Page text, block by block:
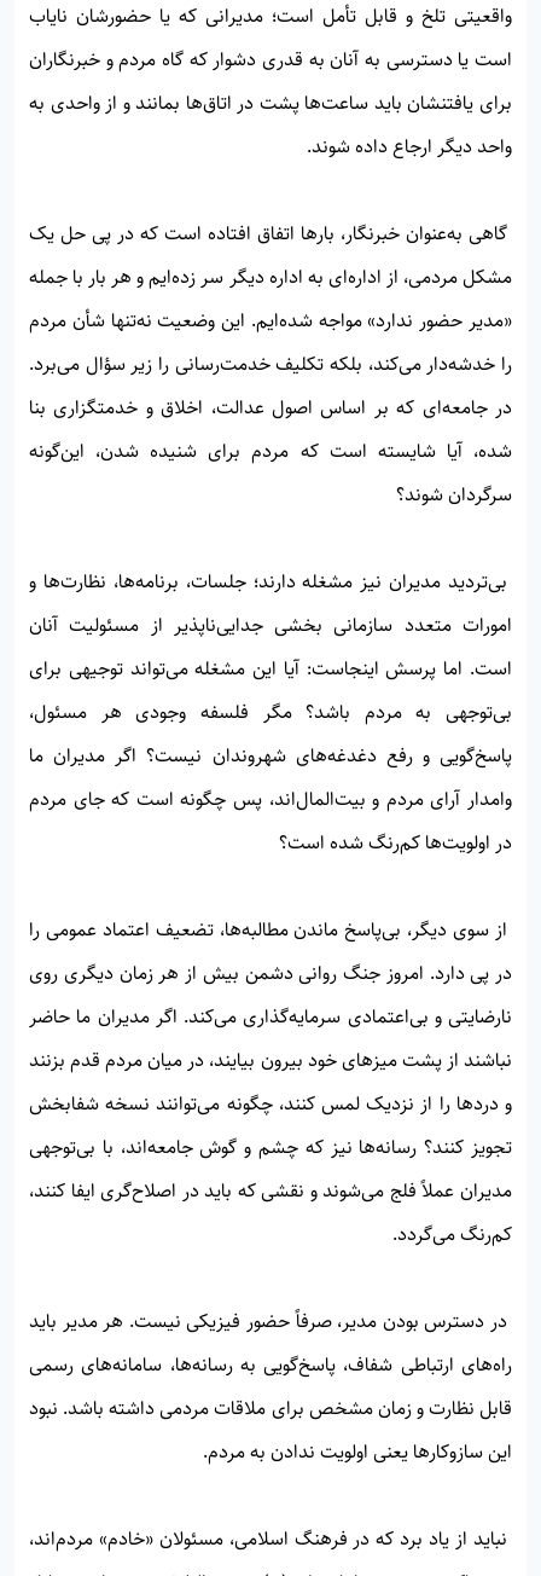
واقعیتی تلخ و قابل تأمل است؛ مدیرانی که یا حضورشان نایاب
است یا دسترسی به آنان به قدری دشوار که گاه مردم و خبرنگاران
برای یافتنشان باید ساعت‌ها پشت در اتاق‌ها بمانند و از واحدی به
واحد دیگر ارجاع داده شوند.
گاهی به‌عنوان خبرنگار، بارها اتفاق افتاده است که در پی حل یک
مشکل مردمی، از اداره‌ای به اداره دیگر سر زده‌ایم و هر بار با جمله
«مدیر حضور ندارد» مواجه شده‌ایم. این وضعیت نه‌تنها شأن مردم
را خدشه‌دار می‌کند، بلکه تکلیف خدمت‌رسانی را زیر سؤال می‌برد.
در جامعه‌ای که بر اساس اصول عدالت، اخلاق و خدمتگزاری بنا
شده، آیا شایسته است که مردم برای شنیده شدن، این‌گونه
سرگردان شوند؟
بی‌تردید مدیران نیز مشغله دارند؛ جلسات، برنامه‌ها، نظارت‌ها و
امورات متعدد سازمانی بخشی جدایی‌ناپذیر از مسئولیت آنان
است. اما پرسش اینجاست: آیا این مشغله می‌تواند توجیهی برای
بی‌توجهی به مردم باشد؟ مگر فلسفه وجودی هر مسئول،
پاسخ‌گویی و رفع دغدغه‌های شهروندان نیست؟ اگر مدیران ما
وامدار آرای مردم و بیت‌المال‌اند، پس چگونه است که جای مردم
در اولویت‌ها کم‌رنگ شده است؟
از سوی دیگر، بی‌پاسخ ماندن مطالبه‌ها، تضعیف اعتماد عمومی را
در پی دارد. امروز جنگ روانی دشمن بیش از هر زمان دیگری روی
نارضایتی و بی‌اعتمادی سرمایه‌گذاری می‌کند. اگر مدیران ما حاضر
نباشند از پشت میزهای خود بیرون بیایند، در میان مردم قدم بزنند
و دردها را از نزدیک لمس کنند، چگونه می‌توانند نسخه شفابخش
تجویز کنند؟ رسانه‌ها نیز که چشم و گوش جامعه‌اند، با بی‌توجهی
مدیران عملاً فلج می‌شوند و نقشی که باید در اصلاح‌گری ایفا کنند،
کم‌رنگ می‌گردد.
در دسترس بودن مدیر، صرفاً حضور فیزیکی نیست. هر مدیر باید
راه‌های ارتباطی شفاف، پاسخ‌گویی به رسانه‌ها، سامانه‌های رسمی
قابل نظارت و زمان مشخص برای ملاقات مردمی داشته باشد. نبود
این سازوکارها یعنی اولویت ندادن به مردم.
نباید از یاد برد که در فرهنگ اسلامی، مسئولان «خادم» مردم‌اند،